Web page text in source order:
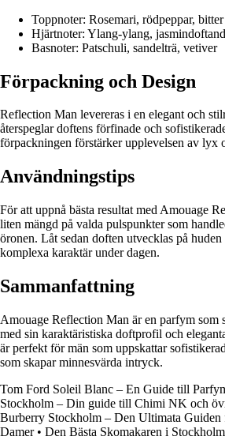
Toppnoter: Rosemari, rödpeppar,
Hjärtnoter: Ylang-ylang,
Basnoter: Patschuli, sandelträ, vetiver
Förpackning och Design
Reflection Man levereras i en elegant och
återspeglar doftens förfinade och
förpackningen förstärker upplevelsen av lyx
Användningstips
För att uppnå bästa resultat med Amouage
liten mängd på valda pulspunkter som
öronen. Låt sedan doften utvecklas på
komplexa karaktär under dagen.
Sammanfattning
Amouage Reflection Man är en parfym som
med sin karaktäristiska doftprofil och
är perfekt för män som uppskattar
som skapar minnesvärda intryck.
Tom Ford Soleil Blanc – En Guide till
Stockholm – Din guide till Chimi NK och
Burberry Stockholm – Den Ultimata
Damer• Den Bästa Skomakaren i